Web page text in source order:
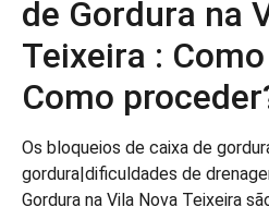
de Gordura na
Teixeira :
Como
Os bloqueios de caixa de
gordura|dificuldades de
Gordura na Vila Nova Teixeira